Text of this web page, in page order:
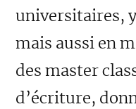
universitaires,
mais aussi en
des master
d’écriture,